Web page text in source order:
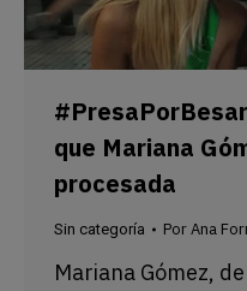
que Mariana
procesada
Sin categoría PorAna
Mariana Gómez,